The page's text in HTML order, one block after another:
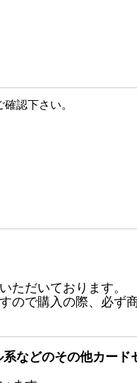
認下さい。
ただいております。
ので購入の際、必ず
などのその他カード